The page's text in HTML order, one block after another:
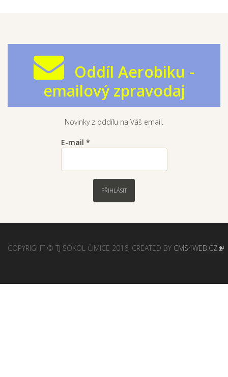
Oddíl Aerobiku -
emailový zpravodaj
Novinky z oddílu na Váš email.
E-mail *
PŘIHLÁSIT
COPYRIGHT © TJ SOKOL ČIMICE 2016, CREATED BY CMS4WEB.CZ